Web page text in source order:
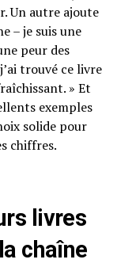
Un autre ajoute
– je suis une
peur des
trouvé ce livre
» Et
exemples
solide pour
chiffres.
livres
chaîne